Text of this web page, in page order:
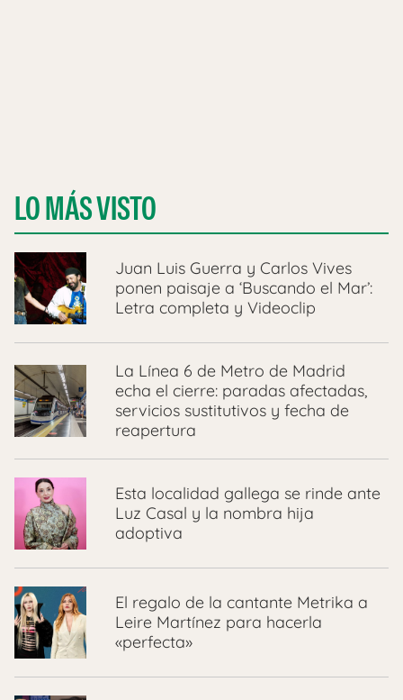
LO MÁS VISTO
Juan Luis Guerra y Carlos Vives
ponen paisaje a ‘Buscando el Mar’:
Letra completa y Videoclip
La Línea 6 de Metro de Madrid
echa el cierre: paradas afectadas,
servicios sustitutivos y fecha de
reapertura
Esta localidad gallega se rinde ante
Luz Casal y la nombra hija
adoptiva
El regalo de la cantante Metrika a
Leire Martínez para hacerla
«perfecta»